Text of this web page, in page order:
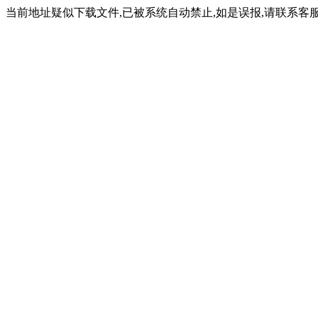
当前地址疑似下载文件,已被系统自动禁止,如是误报,请联系客